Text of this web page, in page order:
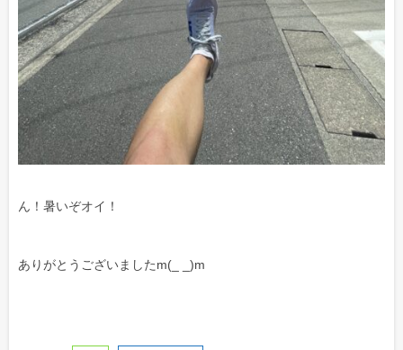
ん！暑いぞオイ！
ありがとうございましたm(_ _)m